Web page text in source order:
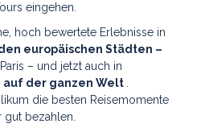
eingehen.
hoch bewertete Erlebnisse in
europäischen Städten –
– und jetzt auch in
der ganzen Welt .
die besten Reisemomente
gut bezahlen.